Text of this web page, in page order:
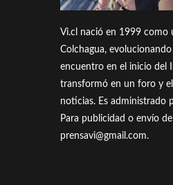
Vi.cl nació en 1999 como
Colchagua,
encuentro en el inicio del
transformó en un foro y
noticias. Es administrado
Para publicidad o envío
prensavi@gmail.com.